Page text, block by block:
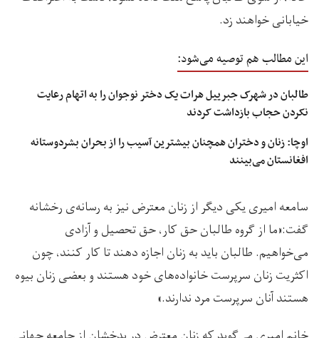
خیابانی خواهند زد.
این مطالب هم توصیه می‌شود:
طالبان در شهرک جبرییل هرات یک دختر نوجوان را به اتهام رعایت
نکردن حجاب بازداشت کردند
اوچا: زنان و دختران همچنان بیشترین آسیب را از بحران بشردوستانه
افغانستان می‌بینند
سامعه امیری یکی دیگر از زنان معترض نیز به رسانه‌ی رخشانه
گفت:«ما از گروه طالبان حق کار، حق تحصیل و آزادی
می‌خواهیم. طالبان باید به زنان اجازه دهند تا کار کنند، چون
اکثریت زنان سرپرست خانواده‌های خود هستند و بعضی زنان بیوه
هستند آنان سرپرست مرد ندارند.»